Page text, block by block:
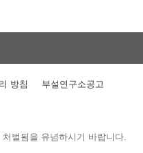
방침 부설연구소공고
벌됨을 유념하시기 바랍니다.